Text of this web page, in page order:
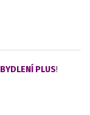
BYDLENÍ PLUS!